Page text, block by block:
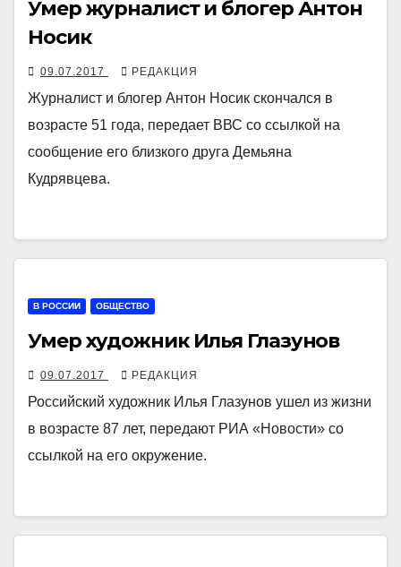
Умер журналист и блогер Антон
Носик
09.07.2017 РЕДАКЦИЯ
Журналист и блогер Антон Носик скончался в
возрасте 51 года, передает ВВС со ссылкой на
сообщение его близкого друга Демьяна
Кудрявцева.
В РОССИИ ОБЩЕСТВО
Умер художник Илья Глазунов
09.07.2017 РЕДАКЦИЯ
Российский художник Илья Глазунов ушел из жизни
в возрасте 87 лет, передают РИА «Новости» со
ссылкой на его окружение.